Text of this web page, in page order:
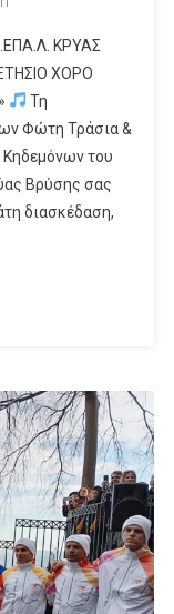
ΚΡΥΑΣ
ΧΟΡΟ
Τη
Φώτη Τράσια &
του
Βρύσης σας
διασκέδαση,